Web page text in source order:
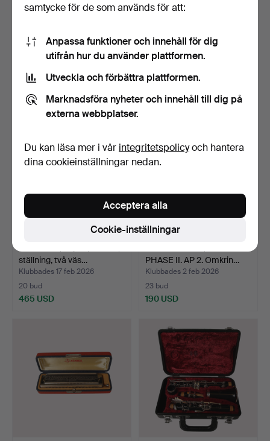
KLARINETT, i väska,
försilvrade metallmont…
16 bud
307 USD
ALTSAXOFON, The Horn,
Trevor James, Classi…
22 bud
327 USD
ställning, två väs…
Klubbades 17 feb 2026
20 bud
465 USD
PHASE II. AP 2. Omkrin…
Klubbades 2 feb 2026
23 bud
190 USD
samtycke för de som används för att:
Anpassa funktioner och innehåll för dig
utifrån hur du använder plattformen.
Utveckla och förbättra plattformen.
Marknadsföra nyheter och innehåll till dig på
externa webbplatser.
Du kan läsa mer i vår integritetspolicyoch hantera
dina cookieinställningar nedan.
Cookie-inställningar
Acceptera alla